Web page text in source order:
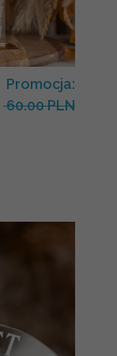
Promocja:
60.00 PLN